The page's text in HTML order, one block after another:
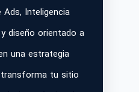
Ads, Inteligencia
diseño orientado a
una estrategia
tu sitio